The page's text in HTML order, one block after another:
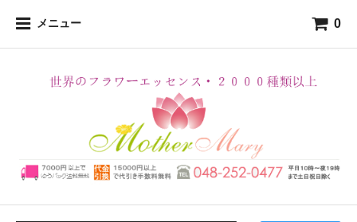
メニュー 0